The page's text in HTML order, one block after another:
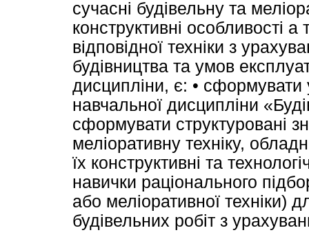
сучасні будівельну та
конструктивні особливості
відповідної техніки з
будівництва та умов
дисципліни, є: •
навчальної дисципліни
сформувати структуровані
меліоративну техніку,
їх конструктивні та
навички раціонального
або меліоративної техніки)
будівельних робіт з